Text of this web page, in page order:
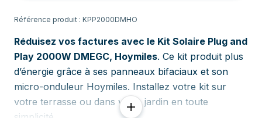
Référence produit : KPP2000DMHO
Réduisez vos factures avec le Kit Solaire Plug and
Play 2000W DMEGC, Hoymiles. Ce kit produit plus
d’énergie grâce à ses panneaux bifaciaux et son
micro-onduleur Hoymiles. Installez votre kit sur
votre terrasse ou dans votre jardin en toute